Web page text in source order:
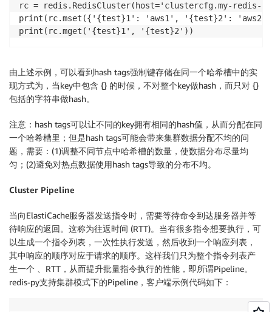
rc = redis.RedisCluster(host='clustercfg.my-redis-
print(rc.mset({'{test}1': 'aws1', '{test}2':
print(rc.mget('{test}1', '{test}2'))
由上述示例，可以看到hash tags强制键存储在同一个哈希槽中的实
现方式为，当key中包含 {} 的时候，不对整个key做hash，而只对 {}
包括的字符串做hash。
注意： hash tags可以让不同的key拥有相同的hash值，从而分配在同
一个哈希槽里；但是hash tags可能会带来集群数据分配不均的问
题，需要：(1)调整不同节点中哈希槽的数量，使数据分布尽量均
匀；(2)避免对热点数据使用hash tags导致的分布不均。
Cluster Pipeline
当向ElastiCache服务器发送指令时，需要等待命令到达服务器并等
待响应的返回。这称为往返时间 (RTT)。当有很多指令想要执行，可
以生成一个指令列表，一次性执行发送，然后收到一个响应列表，
其中响应的顺序对应于请求的顺序。这样我们只为整个指令列表产
生一个 、RTT，从而提升批量指令执行的性能，即所谓Pipeline。
redis-py支持集群模式下的Pipeline，客户端示例代码如下：